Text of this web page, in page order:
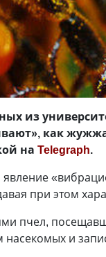
из
как
на Telegraph.
явление
при этом
пчел,
и